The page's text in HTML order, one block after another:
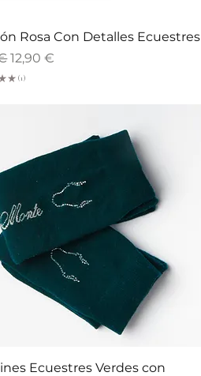
Vista rápida
Rosa Con Detalles Ecuestres
Precio de oferta
12,90 €
★ 1
1
Vista rápida
Ecuestres Verdes con